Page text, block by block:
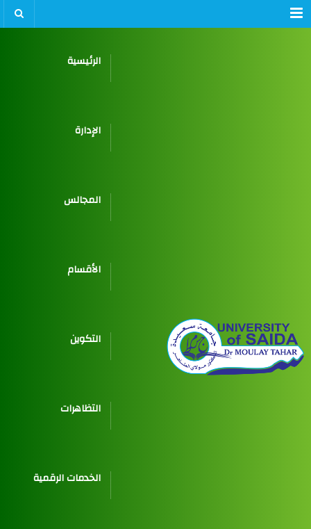
Menu
الرئيسية
الإدارة
المجالس
الأقسام
التكوين
التظاهرات
الخدمات الرقمية